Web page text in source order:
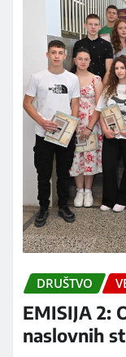
DRUŠTVO
EMISIJA 2:
naslovnih